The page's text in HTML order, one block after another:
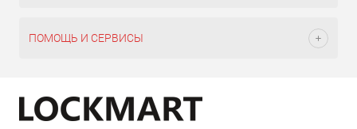
ПОМОЩЬ И СЕРВИСЫ